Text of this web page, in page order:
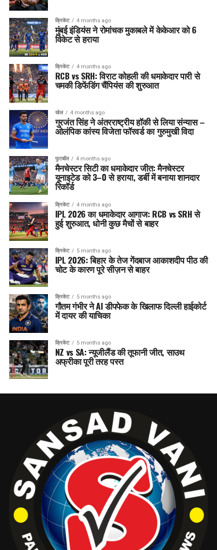
क्रिकेट 4 months ago
मुंबई इंडियंस ने रोमांचक मुकाबले में केकेआर को 6
विकेट से हराया
क्रिकेट 4 months ago
RCB vs SRH: विराट कोहली की धमाकेदार पारी से
चमकी डिफेंडिंग चैंपियंस की शुरुआत
खेल 4 months ago
गुरजंत सिंह ने अंतरराष्ट्रीय हॉकी से लिया संन्यास –
ओलंपिक कांस्य विजेता फॉरवर्ड का गुरुमुखी विदा
फुटबॉल 4 months ago
मैनचेस्टर सिटी का धमाकेदार जीत: मैनचेस्टर
यूनाइटेड को 3–0 से हराया, डर्बी में बनाया शानदार
रिकॉर्ड
क्रिकेट 4 months ago
IPL 2026 का धमाकेदार आगाज: RCB vs SRH से
हुई शुरुआत, धोनी कुछ मैचों से बाहर
क्रिकेट 5 months ago
IPL 2026: बिहार के तेज गेंदबाज आकाशदीप पीठ की
चोट के कारण पूरे सीज़न से बाहर
क्रिकेट 5 months ago
गौतम गंभीर ने AI डीपफेक के खिलाफ दिल्ली हाईकोर्ट
में दायर की याचिका
क्रिकेट 5 months ago
NZ vs SA: न्यूजीलैंड की तूफानी जीत, साउथ
अफ्रीका पूरी तरह पस्त